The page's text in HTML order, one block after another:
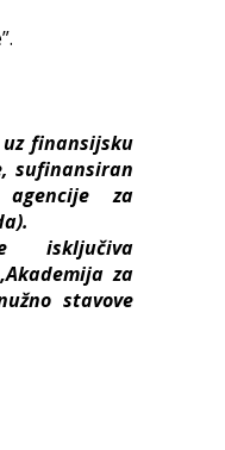
finansijsku
sufinansiran
za
isključiva
za
stavove